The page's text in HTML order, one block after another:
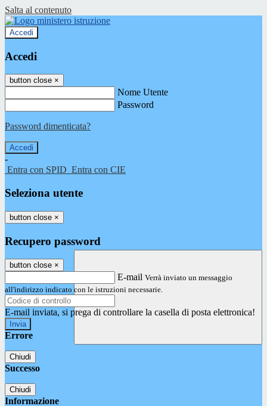
Salta al contenuto
Accedi
Accedi
button close ×
Nome Utente
Password
Password dimenticata?
-
Entra con SPID Entra con CIE
Seleziona utente
button close ×
Recupero password
button close ×
E-mail Verrà inviato un messaggio
all'indirizzo indicato con le istruzioni necessarie.
E-mail inviata, si prega di controllare la casella di posta elettronica!
Errore
Chiudi
Successo
Chiudi
Informazione